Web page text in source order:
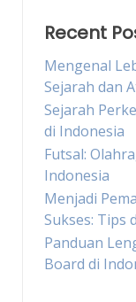
Recent
Mengenal
Sejarah dan
Sejarah
di Indonesia
Futsal:
Indonesia
Menjadi
Sukses: Tips
Panduan
Board di